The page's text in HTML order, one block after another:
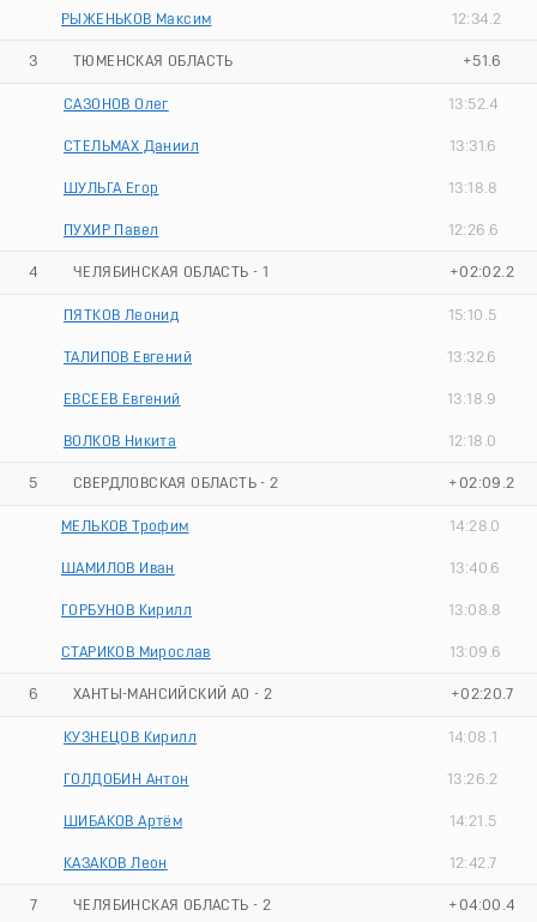
РЫЖЕНЬКОВ Максим 12:34.2
3 ТЮМЕНСКАЯ ОБЛАСТЬ +51.6
САЗОНОВ Олег 13:52.4
СТЕЛЬМАХ Даниил 13:31.6
ШУЛЬГА Егор 13:18.8
ПУХИР Павел 12:26.6
4 ЧЕЛЯБИНСКАЯ ОБЛАСТЬ - 1 +02:02.2
ПЯТКОВ Леонид 15:10.5
ТАЛИПОВ Евгений 13:32.6
ЕВСЕЕВ Евгений 13:18.9
ВОЛКОВ Никита 12:18.0
5 СВЕРДЛОВСКАЯ ОБЛАСТЬ - 2 +02:09.2
МЕЛЬКОВ Трофим 14:28.0
ШАМИЛОВ Иван 13:40.6
ГОРБУНОВ Кирилл 13:08.8
СТАРИКОВ Мирослав 13:09.6
6 ХАНТЫ-МАНСИЙСКИЙ АО - 2 +02:20.7
КУЗНЕЦОВ Кирилл 14:08.1
ГОЛДОБИН Антон 13:26.2
ШИБАКОВ Артём 14:21.5
КАЗАКОВ Леон 12:42.7
7 ЧЕЛЯБИНСКАЯ ОБЛАСТЬ - 2 +04:00.4